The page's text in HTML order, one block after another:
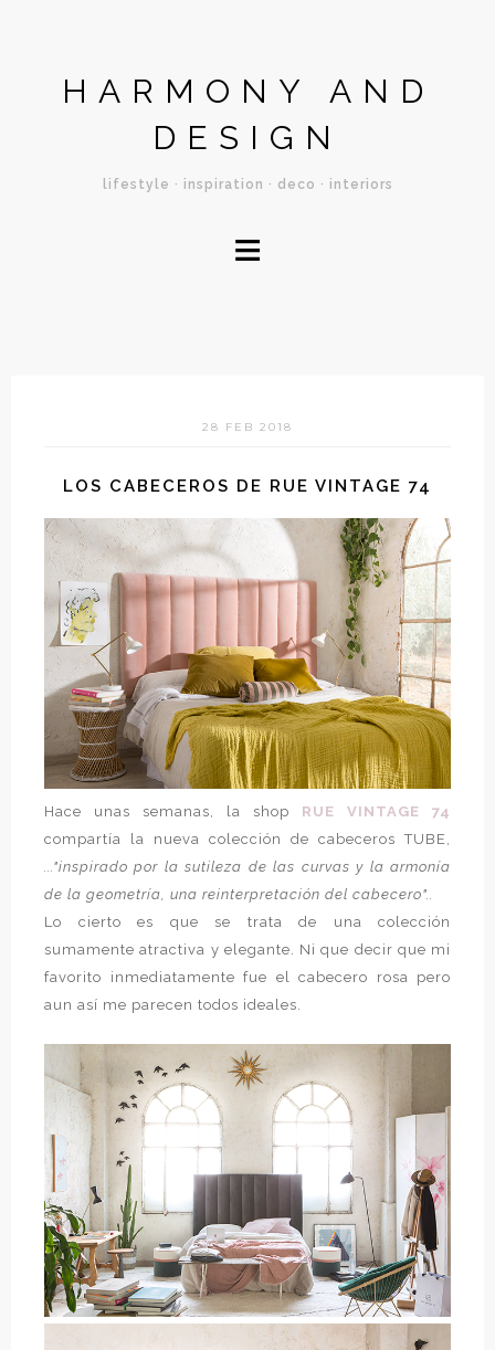
HARMONY AND
DESIGN
lifestyle · inspiration · deco · interiors
≡
28 FEB 2018
LOS CABECEROS DE RUE VINTAGE 74
Hace unas semanas, la shop RUE VINTAGE 74
compartía la nueva colección de cabeceros TUBE,
..."inspirado por la sutileza de las curvas y la armonía
de la geometría, una reinterpretación del cabecero"..
Lo cierto es que se trata de una colección
sumamente atractiva y elegante. Ni que decir que mi
favorito inmediatamente fue el cabecero rosa pero
aun así me parecen todos ideales.